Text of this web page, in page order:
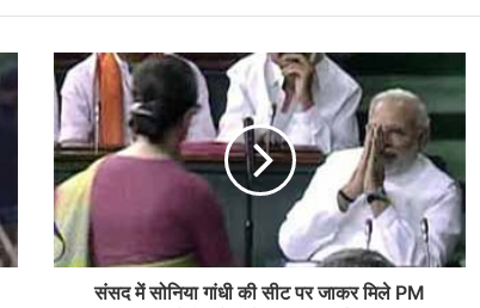
से जीतीं मैथिली ठाकुर, कहा- ये मेरी जीत नहीं,
Dharmemdra Health Update: मुंबई के
ब्रीच कैंडी अस्पताल से डिस्चार्ज हुए धर्मेन्द्र, एंबुलेंस
से घर पहुंचे
मुख्यमंत्री विष्णुदेव साय ने गुजरात दौरे के दौरान
NAMTECH कॉलेज का किया भ्रमण
संसद में सोनिया गांधी की सीट पर जाकर मिले PM